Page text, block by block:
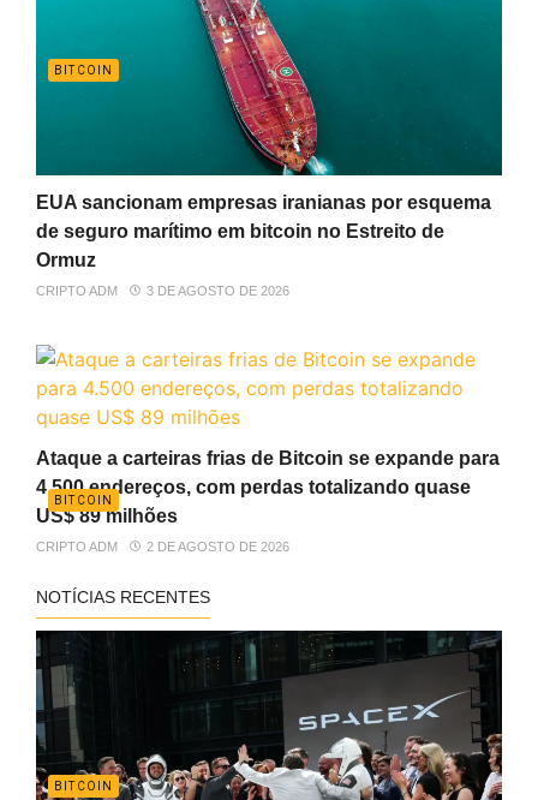
BITCOIN
EUA sancionam empresas iranianas por esquema
de seguro marítimo em bitcoin no Estreito de
Ormuz
CRIPTO ADM 3 DE AGOSTO DE 2026
BITCOIN
Ataque a carteiras frias de Bitcoin se expande para
4.500 endereços, com perdas totalizando quase
US$ 89 milhões
CRIPTO ADM 2 DE AGOSTO DE 2026
NOTÍCIAS RECENTES
BITCOIN